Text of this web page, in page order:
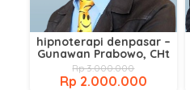
hipnoterapi denpasar –
Gunawan Prabowo, CHt
Rp 3.000.000
Rp 2.000.000